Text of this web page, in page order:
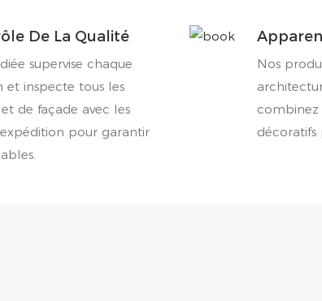
De La Qualité
supervise chaque
inspecte tous les
de façade avec les
pour garantir
Nos
combinez
décoratifs